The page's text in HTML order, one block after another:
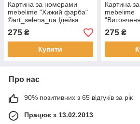
Картина за номерами
mebelime "Хижий фарба"
©art_selena_ua Ідейка
см з фарбами металiк extra
275 ₴
Купити
Картина
mebelime
KHO6523
см з
275₴
Про нас
90% позитивних з 65 відгуків за рік
Працює з 13.02.2013